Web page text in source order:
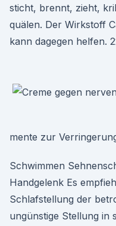
sticht, brennt, zieht,
quälen. Der Wirkstoff
kann dagegen helfen.
mente zur
Schwimmen
Handgelenk Es
Schlafstellung der
ungünstige Stellung in